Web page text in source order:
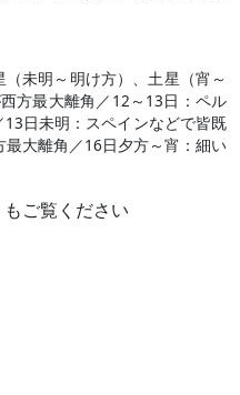
未明～明け方）、土星（宵～
方最大離角／12～13日：ペル
日未明：スペインなどで皆既
最大離角／16日夕方～宵：細い
もご覧ください